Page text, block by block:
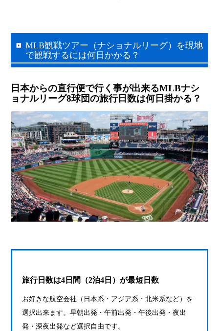
MLB観戦ツアー（ナショナルリーグ）を現地
で観戦するには何日かかる？
日本からの直行便で行く事が出来るMLBナシ
ョナルリーグ8球団の旅行日数は何日掛かる？
旅行日数は4日間（2泊4日）が最短日数
お好きな航空会社（日本系・アジア系・北米系など）を
選択出来ます。早朝出発・午前出発・午後出発・夜出
発・深夜出発など選択自由です。